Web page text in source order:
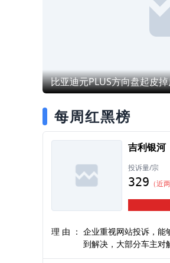
至对
更换
智驾
根本没
作“测
严重安
未排除
制动、
换车标
严重安
解决，
此，我
诉求：
立即停
比亚迪元PLUS方向盘起皮
每周红黑榜
吉利银河
投诉量/宗
329 （近
理由： 企业重视网站投诉，能
到解决，大部分车主对